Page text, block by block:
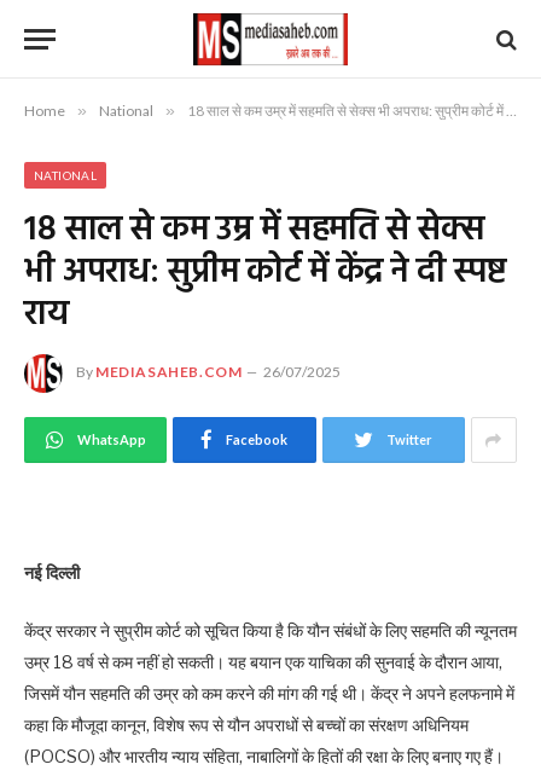
Home » National » 18 साल से कम उम्र में सहमति से सेक्स भी अपराध: सुप्रीम कोर्ट में केंद्र ने दी स्पष्ट राय
NATIONAL
18 साल से कम उम्र में सहमति से सेक्स
भी अपराध: सुप्रीम कोर्ट में केंद्र ने दी स्पष्ट
राय
By MEDIASAHEB.COM 26/07/2025
WhatsApp Facebook Twitter
नई दिल्ली
केंद्र सरकार ने सुप्रीम कोर्ट को सूचित किया है कि यौन संबंधों के लिए सहमति की न्यूनतम
उम्र 18 वर्ष से कम नहीं हो सकती। यह बयान एक याचिका की सुनवाई के दौरान आया,
जिसमें यौन सहमति की उम्र को कम करने की मांग की गई थी। केंद्र ने अपने हलफनामे में
कहा कि मौजूदा कानून, विशेष रूप से यौन अपराधों से बच्चों का संरक्षण अधिनियम
(POCSO) और भारतीय न्याय संहिता, नाबालिगों के हितों की रक्षा के लिए बनाए गए हैं।